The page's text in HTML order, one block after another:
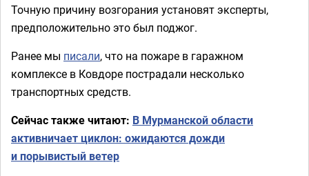
Точную причину возгорания установят эксперты,
предположительно это был поджог.
Ранее мы писали, что на пожаре в гаражном
комплексе в Ковдоре пострадали несколько
транспортных средств.
Сейчас также читают: В Мурманской области
активничает циклон: ожидаются дожди
и порывистый ветер